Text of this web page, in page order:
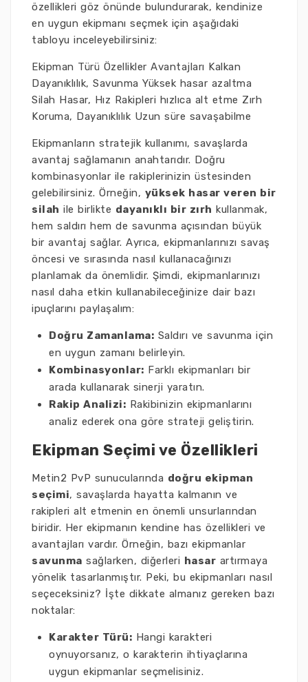
özellikleri göz önünde bulundurarak, kendinize
en uygun ekipmanı seçmek için aşağıdaki
tabloyu inceleyebilirsiniz:
Ekipman Türü Özellikler Avantajları Kalkan
Dayanıklılık, Savunma Yüksek hasar azaltma
Silah Hasar, Hız Rakipleri hızlıca alt etme Zırh
Koruma, Dayanıklılık Uzun süre savaşabilme
Ekipmanların stratejik kullanımı, savaşlarda
avantaj sağlamanın anahtarıdır. Doğru
kombinasyonlar ile rakiplerinizin üstesinden
gelebilirsiniz. Örneğin, yüksek hasar veren bir
silah ile birlikte dayanıklı bir zırh kullanmak,
hem saldırı hem de savunma açısından büyük
bir avantaj sağlar. Ayrıca, ekipmanlarınızı savaş
öncesi ve sırasında nasıl kullanacağınızı
planlamak da önemlidir. Şimdi, ekipmanlarınızı
nasıl daha etkin kullanabileceğinize dair bazı
ipuçlarını paylaşalım:
Doğru Zamanlama: Saldırı ve savunma için
en uygun zamanı belirleyin.
Kombinasyonlar: Farklı ekipmanları bir
arada kullanarak sinerji yaratın.
Rakip Analizi: Rakibinizin ekipmanlarını
analiz ederek ona göre strateji geliştirin.
Ekipman Seçimi ve Özellikleri
Metin2 PvP sunucularında doğru ekipman
seçimi, savaşlarda hayatta kalmanın ve
rakipleri alt etmenin en önemli unsurlarından
biridir. Her ekipmanın kendine has özellikleri ve
avantajları vardır. Örneğin, bazı ekipmanlar
savunma sağlarken, diğerleri hasar artırmaya
yönelik tasarlanmıştır. Peki, bu ekipmanları nasıl
seçeceksiniz? İşte dikkate almanız gereken bazı
noktalar:
Karakter Türü: Hangi karakteri
oynuyorsanız, o karakterin ihtiyaçlarına
uygun ekipmanlar seçmelisiniz.